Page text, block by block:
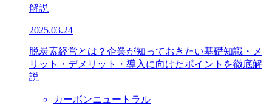
解説
2025.03.24
脱炭素経営とは？企業が知っておきたい基礎知識・メ
リット・デメリット・導入に向けたポイントを徹底解
説
カーボンニュートラル